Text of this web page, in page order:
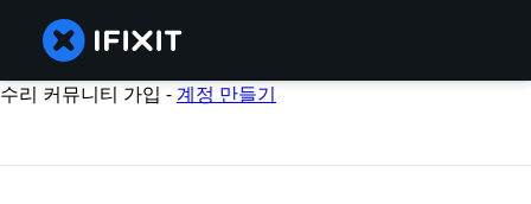
수리 커뮤니티 가입 -계정 만들기